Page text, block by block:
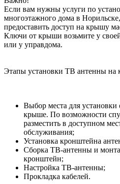
Если вам нужны услуги по
многоэтажного дома в
предоставить доступ на крышу
Ключи от крыши возьмите у
или у управдома.
Этапы установки ТВ антенны на
Выбор места для
крыше. По возможности
разместить в доступном
обслуживания;
Установка кронштейна
Сборка ТВ-антенны и
кронштейн;
Настройка ТВ-антенны;
Прокладка кабелей.